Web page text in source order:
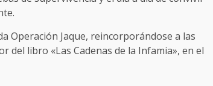
Operación Jaque, reincorporándose a las
del libro «Las Cadenas de la Infamia», en el